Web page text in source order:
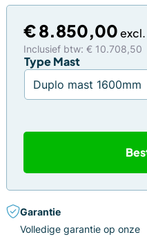
€8.850,00
Inclusief btw: € 10.708,50
Type Mast
Garantie
Volledige garantie op onze